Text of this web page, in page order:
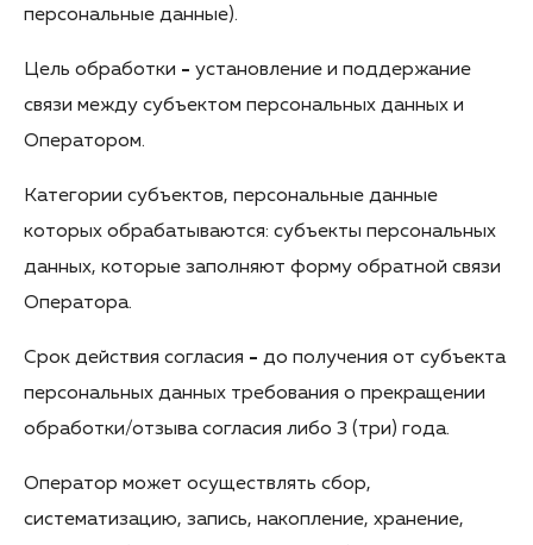
персональные данные).
Цель обработки - установление и поддержание
связи между субъектом персональных данных и
Оператором.
Категории субъектов, персональные данные
которых обрабатываются: субъекты персональных
данных, которые заполняют форму обратной связи
Оператора.
Срок действия согласия - до получения от субъекта
персональных данных требования о прекращении
обработки/отзыва согласия либо 3 (три) года.
Оператор может осуществлять сбор,
систематизацию, запись, накопление, хранение,